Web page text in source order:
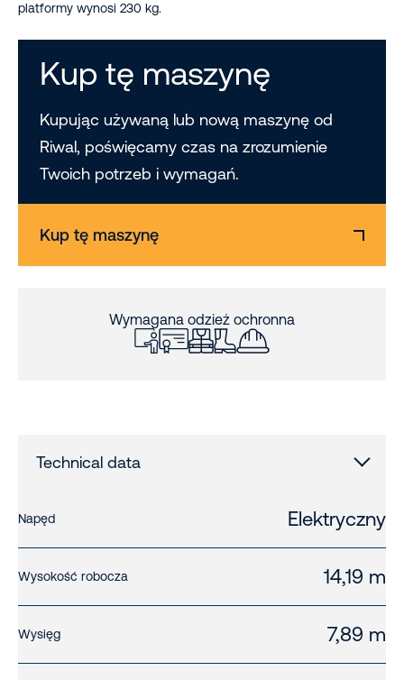
platformy wynosi 230 kg.
Kup tę maszynę
Kupując używaną lub nową maszynę od
Riwal, poświęcamy czas na zrozumienie
Twoich potrzeb i wymagań.
Kup tę maszynę
Wymagana odzież ochronna
Technical data
Napęd Elektryczny
Wysokość robocza 14,19 m
Wysięg 7,89 m